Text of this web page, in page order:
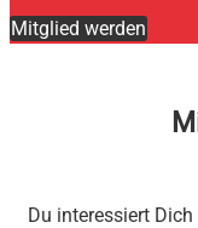
Mitglied werden
Du interessiert